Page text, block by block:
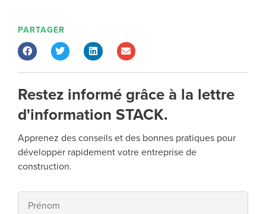
PARTAGER
Restez informé grâce à la lettre
d'information STACK.
Apprenez des conseils et des bonnes pratiques pour
développer rapidement votre entreprise de
construction.